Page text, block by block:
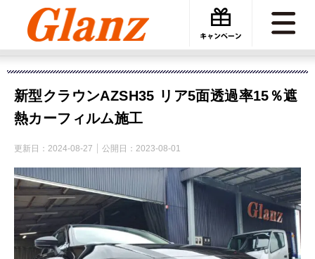
カーケアグランツ
施工事例
新型クラウンAZSH35 リア5面透過率15％遮熱カーフィルム施工
新型クラウンAZSH35 リア5面透過率15％遮
熱カーフィルム施工
更新日： 2024-08-27 公開日： 2023-08-01